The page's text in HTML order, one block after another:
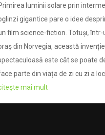
luminii solare prin
gigantice pare o idee
film science-fiction. Totuși, într-
din Norvegia, această invenție
este cât se poate
parte din viața de zi cu zi a
mai mult